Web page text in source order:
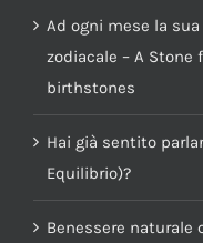
Ad ogni mese la
zodiacale – A Stone
birthstones
Hai già sentito
Equilibrio)?
Benessere naturale